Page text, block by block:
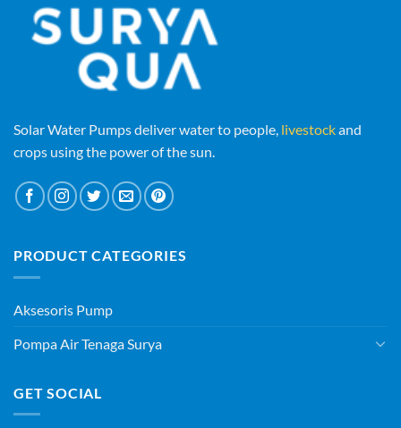
Solar Water Pumps deliver water to people, livestockand
crops using the power of the sun.
PRODUCT CATEGORIES
Aksesoris Pump
Pompa Air Tenaga Surya
GET SOCIAL